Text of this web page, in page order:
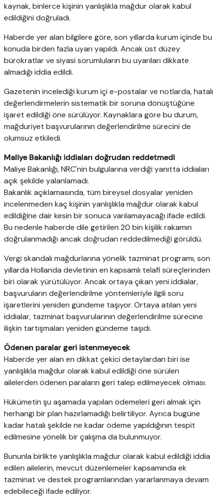
kaynak, binlerce kişinin yanlışlıkla mağdur olarak kabul
edildiğini doğruladı.
Haberde yer alan bilgilere göre, son yıllarda kurum içinde bu
konuda birden fazla uyarı yapıldı. Ancak üst düzey
bürokratlar ve siyasi sorumluların bu uyarıları dikkate
almadığı iddia edildi.
Gazetenin incelediği kurum içi e-postalar ve notlarda, hatalı
değerlendirmelerin sistematik bir soruna dönüştüğüne
işaret edildiği öne sürülüyor. Kaynaklara göre bu durum,
mağduriyet başvurularının değerlendirilme sürecini de
olumsuz etkiledi.
Maliye Bakanlığı iddiaları doğrudan reddetmedi
Maliye Bakanlığı, NRC'nin bulgularına verdiği yanıtta iddiaları
açık şekilde yalanlamadı.
Bakanlık açıklamasında, tüm bireysel dosyalar yeniden
incelenmeden kaç kişinin yanlışlıkla mağdur olarak kabul
edildiğine dair kesin bir sonuca varılamayacağı ifade edildi.
Bu nedenle haberde dile getirilen 20 bin kişilik rakamın
doğrulanmadığı ancak doğrudan reddedilmediği görüldü.
Vergi skandalı mağdurlarına yönelik tazminat programı, son
yıllarda Hollanda devletinin en kapsamlı telafi süreçlerinden
biri olarak yürütülüyor. Ancak ortaya çıkan yeni iddialar,
başvuruların değerlendirilme yöntemleriyle ilgili soru
işaretlerini yeniden gündeme taşıyor. Ortaya atılan yeni
iddialar, tazminat başvurularının değerlendirilme sürecine
ilişkin tartışmaları yeniden gündeme taşıdı.
Ödenen paralar geri istenmeyecek
Haberde yer alan en dikkat çekici detaylardan biri ise
yanlışlıkla mağdur olarak kabul edildiği öne sürülen
ailelerden ödenen paraların geri talep edilmeyecek olması.
Hükümetin şu aşamada yapılan ödemeleri geri almak için
herhangi bir plan hazırlamadığı belirtiliyor. Ayrıca bugüne
kadar hatalı şekilde ne kadar ödeme yapıldığının tespit
edilmesine yönelik bir çalışma da bulunmuyor.
Bununla birlikte yanlışlıkla mağdur olarak kabul edildiği iddia
edilen ailelerin, mevcut düzenlemeler kapsamında ek
tazminat ve destek programlarından yararlanmaya devam
edebileceği ifade ediliyor.